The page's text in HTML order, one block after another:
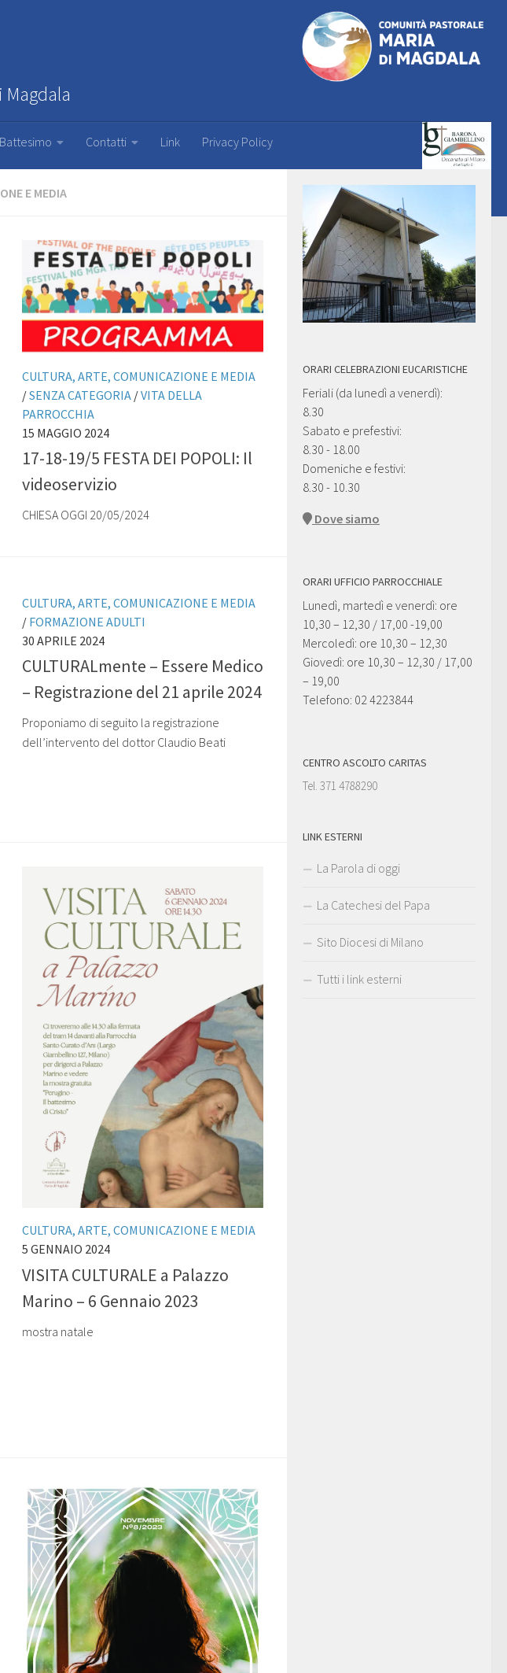
Battesimo Contatti Link Privacy Policy
E MEDIA
CULTURA, ARTE, COMUNICAZIONE E MEDIA
/SENZA CATEGORIA /VITA DELLA
PARROCCHIA
15 MAGGIO 2024
17-18-19/5 FESTA DEI POPOLI: Il
videoservizio
CHIESA OGGI 20/05/2024
CULTURA, ARTE, COMUNICAZIONE E MEDIA
/ FORMAZIONE ADULTI
30 APRILE 2024
CULTURALmente – Essere Medico
– Registrazione del 21 aprile 2024
Proponiamo di seguito la registrazione
dell’intervento del dottor Claudio Beati
CULTURA, ARTE, COMUNICAZIONE E MEDIA
5 GENNAIO 2024
VISITA CULTURALE a Palazzo
Marino – 6 Gennaio 2023
mostra natale
ORARI CELEBRAZIONI EUCARISTICHE
Feriali (da lunedì a venerdì):
8.30
Sabato e prefestivi:
8.30 - 18.00
Domeniche e festivi:
8.30 - 10.30
Dove siamo
ORARI UFFICIO PARROCCHIALE
Lunedì, martedì e venerdì: ore
10,30 – 12,30 / 17,00 -19,00
Mercoledì: ore 10,30 – 12,30
Giovedì: ore 10,30 – 12,30 / 17,00
– 19,00
Telefono: 02 4223844
CENTRO ASCOLTO CARITAS
Tel. 371 4788290
LINK ESTERNI
La Parola di oggi
La Catechesi del Papa
Sito Diocesi di Milano
Tutti i link esterni